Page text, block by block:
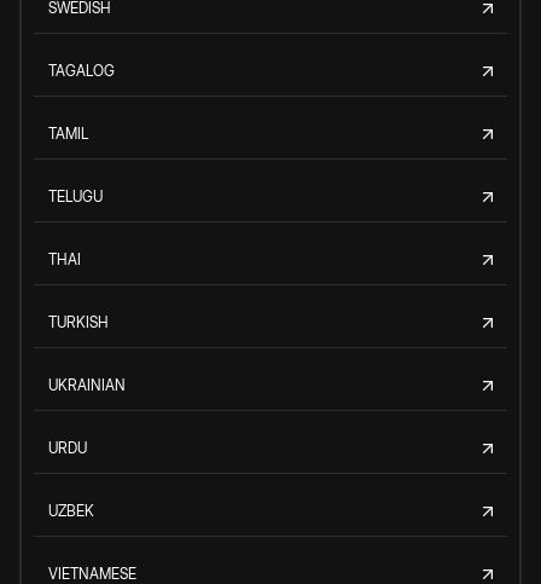
SWEDISH
TAGALOG
TAMIL
TELUGU
THAI
TURKISH
UKRAINIAN
URDU
UZBEK
VIETNAMESE